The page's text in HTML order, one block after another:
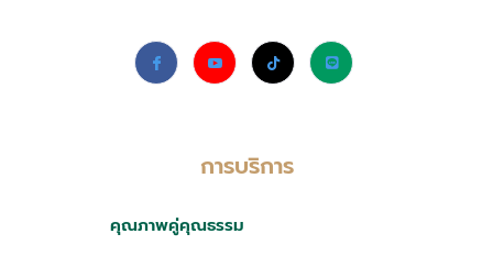
การบริการ
คุณภาพคู่คุณธรรม